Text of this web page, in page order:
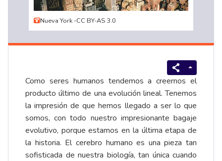
Nueva York -CC BY-AS 3.0
Como seres humanos tendemos a creernos el
producto último de una evolución lineal. Tenemos
la impresión de que hemos llegado a ser lo que
somos, con todo nuestro impresionante bagaje
evolutivo, porque estamos en la última etapa de
la historia. El cerebro humano es una pieza tan
sofisticada de nuestra biología, tan única cuando